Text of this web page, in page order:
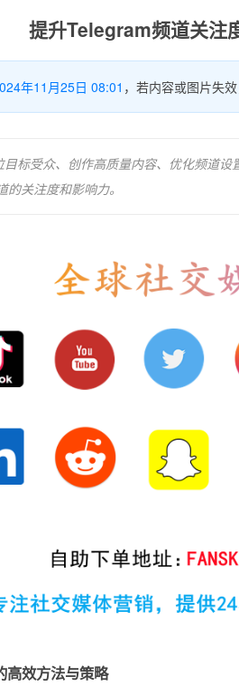
提升Telegram频道关注
年11月25日 08:01 ，若内容或图片失
标受众、创作高质量内容、优化频道
关注度和影响力。
效方法与策略